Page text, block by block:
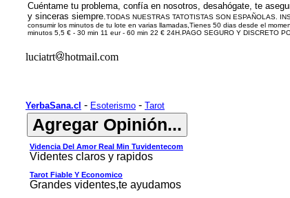
Cuéntame tu problema, confía en nosotros, desahógate, te
y sinceras siempre.TODAS NUESTRAS TATOTISTAS SON ESPAÑOLAS.
consumir los minutos de tu lote en varias llamadas,Tienes 50 dias desde el
minutos 5,5 € - 30 min 11 eur - 60 min 22 € 24H.PAGO SEGURO Y DISCRETO
luciatrt hotmail.com
YerbaSana.cl - Esoterismo - Tarot
Videncia Del Amor Real Min Tuvidentecom
Videntes claros y rapidos
Tarot Fiable Y Economico
Grandes videntes,te ayudamos